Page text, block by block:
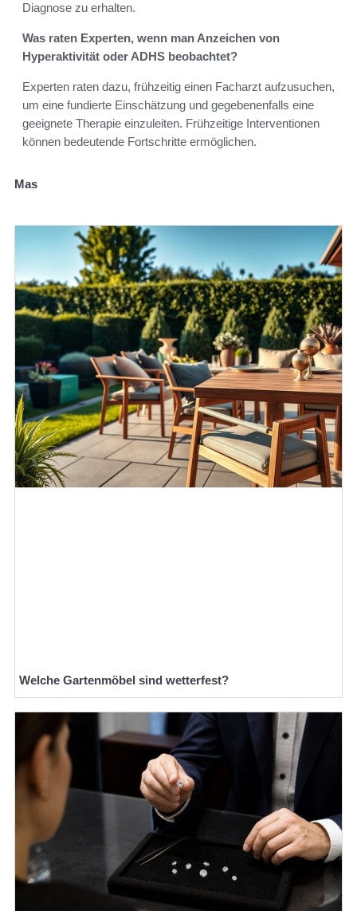
Diagnose zu erhalten.
Was raten Experten, wenn man Anzeichen von
Hyperaktivität oder ADHS beobachtet?
Experten raten dazu, frühzeitig einen Facharzt aufzusuchen,
um eine fundierte Einschätzung und gegebenenfalls eine
geeignete Therapie einzuleiten. Frühzeitige Interventionen
können bedeutende Fortschritte ermöglichen.
Mas
Welche Gartenmöbel sind wetterfest?